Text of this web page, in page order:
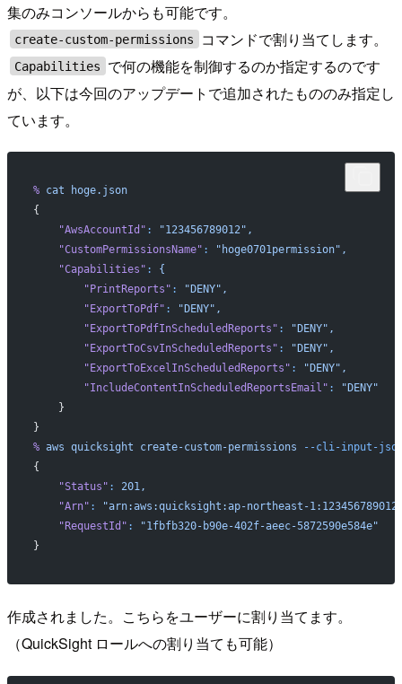
集のみコンソールからも可能です。
create-custom-permissions コマンドで割り当てします。
Capabilities
で何の機能を制御するのか指定するのです
が、以下は今回のアップデートで追加されたもののみ指定し
ています。
% cat hoge.json
{
    "AwsAccountId"
:
"123456789012",
    "CustomPermissionsName"
:
"hoge0701permission",
    "Capabilities"
:
{
        "PrintReports"
:
"DENY",
        "ExportToPdf"
:
"DENY",
        "ExportToPdfInScheduledReports"
:
"DENY",
        "ExportToCsvInScheduledReports"
:
"DENY",
        "ExportToExcelInScheduledReports"
:
"DENY",
        "IncludeContentInScheduledReportsEmail"
:
"DENY"
    }
}
% aws quicksight create-custom-permissions --cli-input-
{
    "Status"
:
201,
    "Arn"
:
"arn:aws:quicksight:ap-northeast-
    "RequestId"
:
"1fbfb320-b90e-402f-aeec-5872590e584e"
}
作成されました。こちらをユーザーに割り当てます。
（QuickSight ロールへの割り当ても可能）